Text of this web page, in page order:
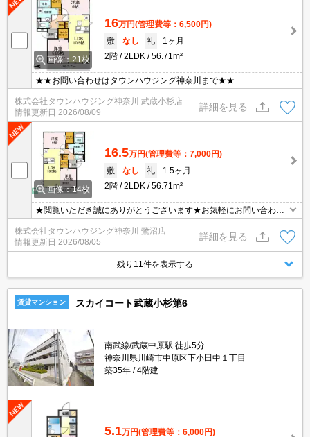
画像：21枚
16万円(管理費等：6,500円)
敷
なし 礼
1ヶ月
2階
2LDK 56.71m²
★★お問い合わせはタウンハウジング神奈川まで★★
株式会社タウンハウジング神奈川 武蔵小杉店
情報更新日 2026/08/09
詳細を見る
画像：14枚
16.5万円(管理費等：7,000円)
敷
なし 礼
1.5ヶ月
2階
2LDK 56.71m²
★閲覧いただき誠にありがとうございます★お気軽にお問い合わせ
ください★
株式会社タウンハウジング神奈川 鷺沼店
情報更新日 2026/08/05
詳細を見る
残り11件を表示する
賃貸マンション スカイコート武蔵小杉第6
南武線/武蔵中原駅 徒歩5分
神奈川県川崎市中原区下小田中１丁目
築35年
4階建
5.1万円(管理費等：6,000円)